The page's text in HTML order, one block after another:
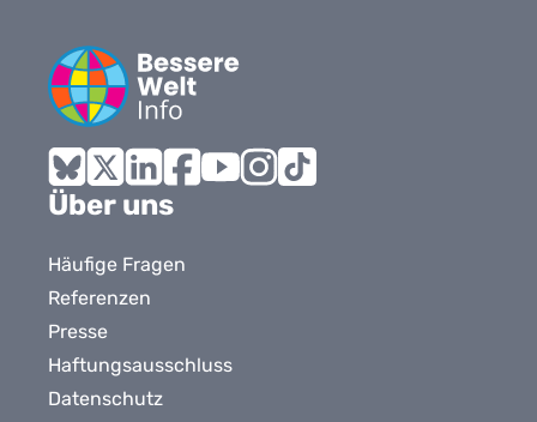
Bluesky
X LinkedInFacebook
Über uns
Häufige Fragen
Referenzen
Presse
Haftungsausschluss
Datenschutz